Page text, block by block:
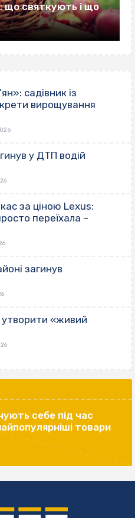
що святкують і що
садівник із
вирощування
у ДТП водій
за ціною Lexus:
переїхала –
загинув
«живий
себе під час
товари